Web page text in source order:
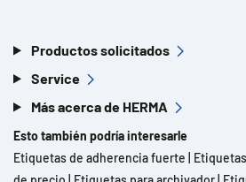
Productos solicitados
Service
Más acerca de HERMA
Esto también podría interesarle
Etiquetas de adherencia fuerte